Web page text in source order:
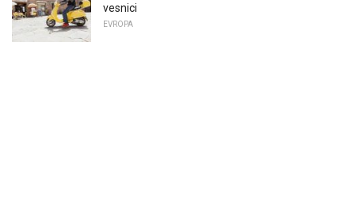
vesnici
EVROPA